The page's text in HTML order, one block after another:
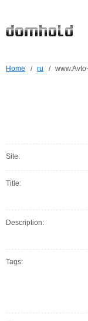
Home / ru /
Site:
Title:
Description:
Tags: